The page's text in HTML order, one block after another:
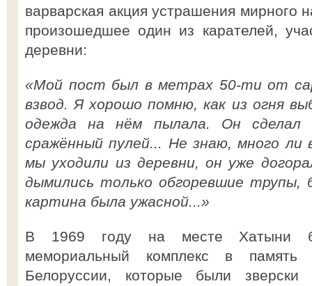
варварская акция устрашения мирного
произошедшее один из карателей,
деревни:
«Мой пост был в метрах 50-ти от
взвод. Я хорошо помню, как из огня
одежда на нём пылала. Он сделал
сражённый пулей... Не знаю, много ли
мы уходили из деревни, он уже
дымились только обгоревшие трупы,
картина была ужасной...»
В 1969 году на месте Хатыни
мемориальный комплекс в память
Белоруссии, которые были зверски